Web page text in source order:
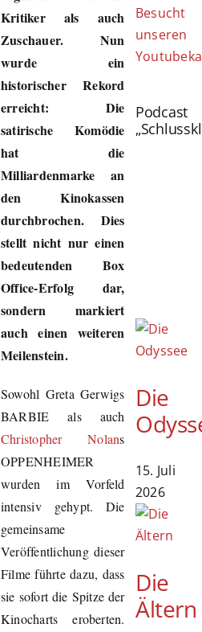
Kritiker als auch
Zuschauer. Nun
wurde ein
historischer Rekord
erreicht: Die
satirische Komödie
hat die
Milliardenmarke an
den Kinokassen
durchbrochen. Dies
stellt nicht nur einen
bedeutenden Box
Office-Erfolg dar,
sondern markiert
auch einen weiteren
Meilenstein.
Sowohl Greta Gerwigs
BARBIE als auch
Christopher Nolans
OPPENHEIMER
wurden im Vorfeld
intensiv gehypt. Die
gemeinsame
Veröffentlichung dieser
Filme führte dazu, dass
sie sofort die Spitze der
Kinocharts eroberten.
Besucht
unseren
Podcast
Die
15. Juli
2026
Die
Ältern